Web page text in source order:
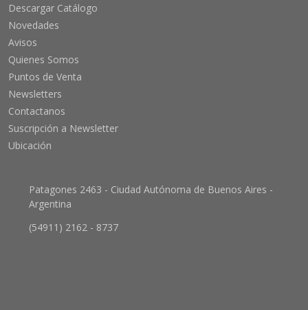
Descargar Catálogo
Novedades
Avisos
Quienes Somos
Puntos de Venta
Newsletters
Contactanos
Suscripción a Newsletter
Ubicación
Patagones 2463 - Ciudad Autónoma de Buenos Aires -
Argentina
(54911) 2162 - 8737